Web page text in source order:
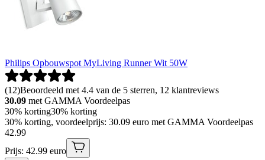
Philips Opbouwspot MyLiving Runner Wit 50W
(12)Beoordeeld met 4.4 van de 5 sterren, 12 klantreviews
30.09 met GAMMA Voordeelpas
30% korting30% korting
30% korting, voordeelprijs: 30.09 euro met GAMMA Voordeelpas
42.99
Prijs: 42.99 euro